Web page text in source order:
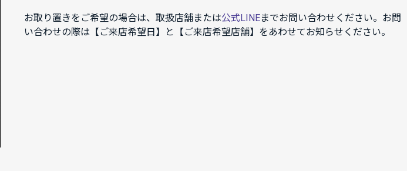
お取り置きをご希望の場合は、取扱店舗または公式LINEまでお問い合わせください。お問
い合わせの際は【ご来店希望日】と【ご来店希望店舗】をあわせてお知らせください。